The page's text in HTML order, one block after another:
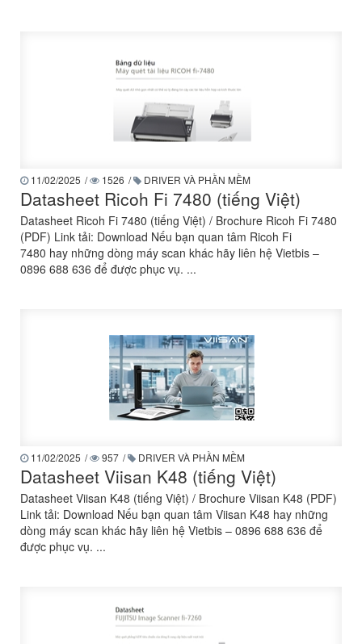
11/02/2025 / 1526 / DRIVER VÀ PHẦN MỀM
Datasheet Ricoh Fi 7480 (tiếng Việt)
Datasheet Ricoh Fi 7480 (tiếng Việt) / Brochure Ricoh Fi 7480
(PDF) Link tải: Download Nếu bạn quan tâm Ricoh Fi
7480 hay những dòng máy scan khác hãy liên hệ Vietbis –
0896 688 636 để được phục vụ. ...
11/02/2025 / 957 / DRIVER VÀ PHẦN MỀM
Datasheet Viisan K48 (tiếng Việt)
Datasheet Viisan K48 (tiếng Việt) / Brochure Viisan K48 (PDF)
Link tải: Download Nếu bạn quan tâm Viisan K48 hay những
dòng máy scan khác hãy liên hệ Vietbis – 0896 688 636 để
được phục vụ. ...